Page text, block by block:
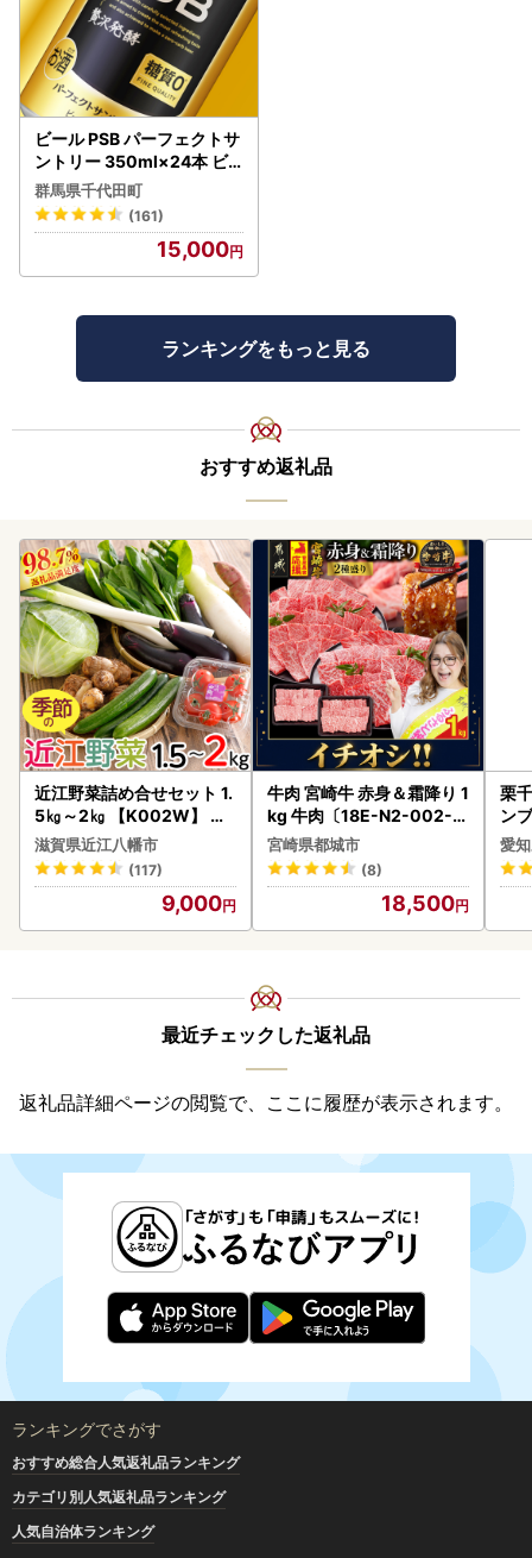
ビール PSB パーフェクトサ
ントリー 350ml×24本 ビ
ール
群馬県千代田町
(161)
15,000
ランキングをもっと見る
おすすめ返礼品
近江野菜詰め合せセット 1.
5㎏～2㎏ 【K002W】 野
菜 旬 新鮮
滋賀県近江八幡市
(117)
9,000
牛肉 宮崎牛 赤身＆霜降り 1
kg 牛肉〔18E-N2-002-1
kg-S4A6-CF〕
宮崎県都城市
(8)
18,500
栗
ン
デ
愛
最近チェックした返礼品
返礼品詳細ページの閲覧で、ここに履歴が表示されます。
ランキングでさがす
おすすめ総合人気返礼品ランキング
カテゴリ別人気返礼品ランキング
人気自治体ランキング